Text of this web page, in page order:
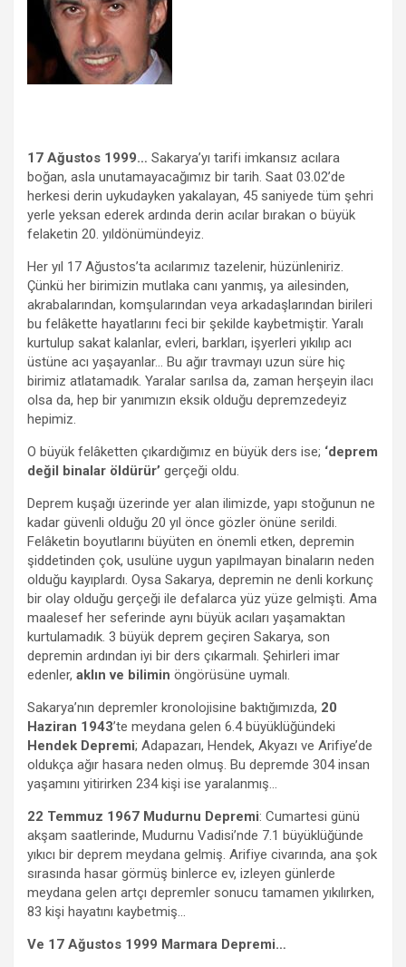
17 Ağustos 1999… Sakarya’yı tarifi imkansız acılara
boğan, asla unutamayacağımız bir tarih. Saat 03.02’de
herkesi derin uykudayken yakalayan, 45 saniyede tüm şehri
yerle yeksan ederek ardında derin acılar bırakan o büyük
felaketin 20. yıldönümündeyiz.
Her yıl 17 Ağustos’ta acılarımız tazelenir, hüzünleniriz.
Çünkü her birimizin mutlaka canı yanmış, ya ailesinden,
akrabalarından, komşularından veya arkadaşlarından birileri
bu felâkette hayatlarını feci bir şekilde kaybetmiştir. Yaralı
kurtulup sakat kalanlar, evleri, barkları, işyerleri yıkılıp acı
üstüne acı yaşayanlar… Bu ağır travmayı uzun süre hiç
birimiz atlatamadık. Yaralar sarılsa da, zaman herşeyin ilacı
olsa da, hep bir yanımızın eksik olduğu depremzedeyiz
hepimiz.
O büyük felâketten çıkardığımız en büyük ders ise; ‘deprem
değil binalar öldürür’ gerçeği oldu.
Deprem kuşağı üzerinde yer alan ilimizde, yapı stoğunun ne
kadar güvenli olduğu 20 yıl önce gözler önüne serildi.
Felâketin boyutlarını büyüten en önemli etken, depremin
şiddetinden çok, usulüne uygun yapılmayan binaların neden
olduğu kayıplardı. Oysa Sakarya, depremin ne denli korkunç
bir olay olduğu gerçeği ile defalarca yüz yüze gelmişti. Ama
maalesef her seferinde aynı büyük acıları yaşamaktan
kurtulamadık. 3 büyük deprem geçiren Sakarya, son
depremin ardından iyi bir ders çıkarmalı. Şehirleri imar
edenler, aklın ve bilimin öngörüsüne uymalı.
Sakarya’nın depremler kronolojisine baktığımızda, 20
Haziran 1943’te meydana gelen 6.4 büyüklüğündeki
Hendek Depremi; Adapazarı, Hendek, Akyazı ve Arifiye’de
oldukça ağır hasara neden olmuş. Bu depremde 304 insan
yaşamını yitirirken 234 kişi ise yaralanmış…
22 Temmuz 1967 Mudurnu Depremi: Cumartesi günü
akşam saatlerinde, Mudurnu Vadisi’nde 7.1 büyüklüğünde
yıkıcı bir deprem meydana gelmiş. Arifiye civarında, ana şok
sırasında hasar görmüş binlerce ev, izleyen günlerde
meydana gelen artçı depremler sonucu tamamen yıkılırken,
83 kişi hayatını kaybetmiş…
Ve 17 Ağustos 1999 Marmara Depremi…